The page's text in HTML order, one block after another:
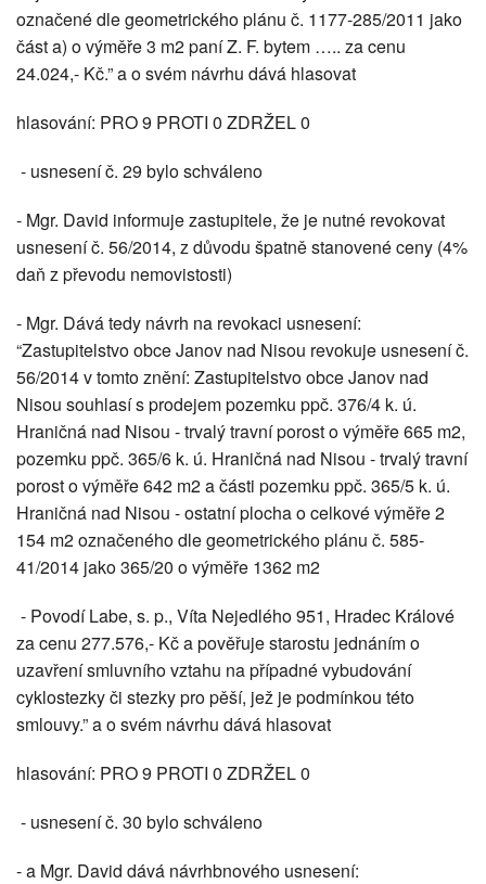
označené dle geometrického plánu č. 1177-285/2011 jako
část a) o výměře 3 m2 paní Z. F. bytem ….. za cenu
24.024,- Kč.” a o svém návrhu dává hlasovat
hlasování: PRO 9 PROTI 0 ZDRŽEL 0
- usnesení č. 29 bylo schváleno
- Mgr. David informuje zastupitele, že je nutné revokovat
usnesení č. 56/2014, z důvodu špatně stanovené ceny (4%
daň z převodu nemovistosti)
- Mgr. Dává tedy návrh na revokaci usnesení:
“Zastupitelstvo obce Janov nad Nisou revokuje usnesení č.
56/2014 v tomto znění: Zastupitelstvo obce Janov nad
Nisou souhlasí s prodejem pozemku ppč. 376/4 k. ú.
Hraničná nad Nisou - trvalý travní porost o výměře 665 m2,
pozemku ppč. 365/6 k. ú. Hraničná nad Nisou - trvalý travní
porost o výměře 642 m2 a části pozemku ppč. 365/5 k. ú.
Hraničná nad Nisou - ostatní plocha o celkové výměře 2
154 m2 označeného dle geometrického plánu č. 585-
41/2014 jako 365/20 o výměře 1362 m2
- Povodí Labe, s. p., Víta Nejedlého 951, Hradec Králové
za cenu 277.576,- Kč a pověřuje starostu jednáním o
uzavření smluvního vztahu na případné vybudování
cyklostezky či stezky pro pěší, jež je podmínkou této
smlouvy.” a o svém návrhu dává hlasovat
hlasování: PRO 9 PROTI 0 ZDRŽEL 0
- usnesení č. 30 bylo schváleno
- a Mgr. David dává návrhbnového usnesení: